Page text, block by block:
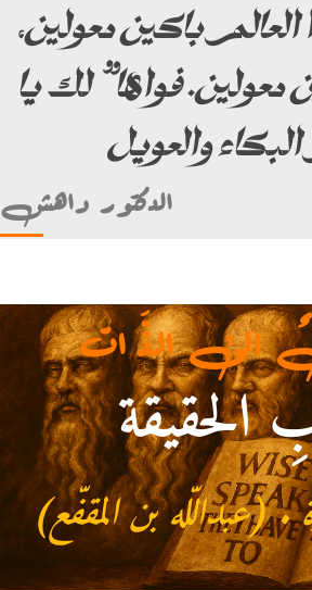
العالم باكين معولين،
معولين. فواها” لك يا
والعويل
الدكتور داهش
الحقيقة
بن المقفّع)
الى الذَّ ات